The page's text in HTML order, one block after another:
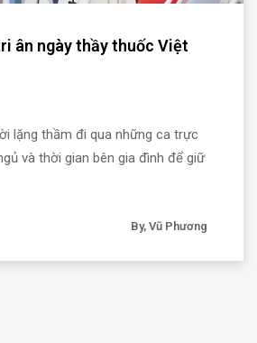
ân ngày thầy thuốc Việt
lặng thầm đi qua những ca trực
và thời gian bên gia đình để giữ
By, Vũ Phương